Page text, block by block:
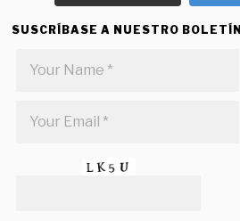
SUSCRÍBASE A NUESTRO BOLETÍN